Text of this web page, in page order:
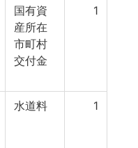
国有資
産所在
市町村
交付金
1
水道料 1